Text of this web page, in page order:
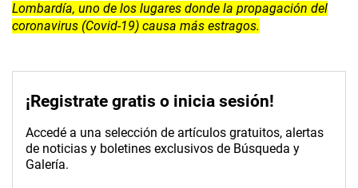
Lombardía, uno de los lugares donde la propagación del
coronavirus (Covid-19) causa más estragos.
¡Registrate gratis o inicia sesión!
Accedé a una selección de artículos gratuitos, alertas
de noticias y boletines exclusivos de Búsqueda y
Galería.